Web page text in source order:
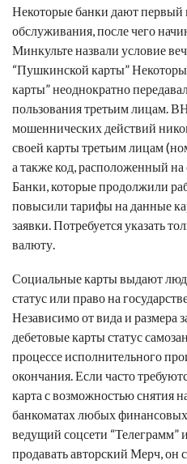
Некоторые банки дают первый
обслуживания, после чего
Минкульте назвали условие
“Пушкинской карты”
карты” неоднократно
пользования третьим
мошеннических действий
своей карты третьим лицам
а также код, расположенный
Банки, которые продолжили
повысили тарифы на данные
заявки. Потребуется указать
валюту.
Социальные карты выдают
статус или право на
Независимо от вида и размера
дебетовые картыстатус
процессе исполнительного
окончания. Если часто
карта с возможностью снятия
банкоматах любых
ведущий соцсети “Телеграмм”
продавать авторский Мерч, он